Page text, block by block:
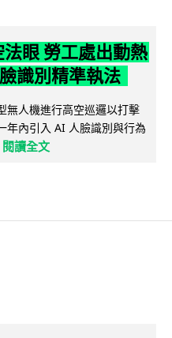
眼 勞工處出動熱
識別精準執法
無人機進行高空巡邏以打擊
年內引入 AI 人臉識別與行為
閱讀全文